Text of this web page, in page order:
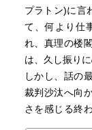
プラトン)に言
て、何より仕
れ、真理の楼
は、久し振り
しかし、話の
裁判沙汰へ向
さを感じる終